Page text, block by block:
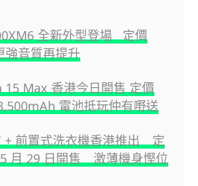
全新外型登場 定價
強音質再提升
Max 香港今日開售 定價
電池抵玩仲有嘢送
+ 前置式洗衣機香港推出 定
月 29 日開售 激薄機身慳位